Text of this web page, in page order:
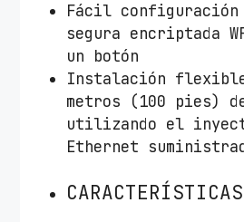
Fácil configuración
segura encriptada
un botón
Instalación
metros (100 pies)
utilizando el
Ethernet